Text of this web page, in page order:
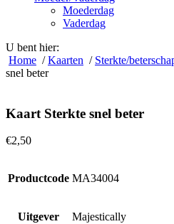
Moederdag
Vaderdag
U bent hier:
Home /Kaarten / Sterkte/
snel beter
Kaart Sterkte snel beter
€2,50
Productcode MA34004
Uitgever Majestically